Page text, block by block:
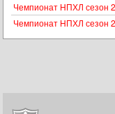
Чемпионат НПХЛ сезон
Чемпионат НПХЛ сезон